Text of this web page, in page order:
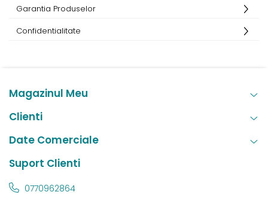
Garantia Produselor
Confidentialitate
Magazinul Meu
Clienti
Date Comerciale
Suport Clienti
0770962864